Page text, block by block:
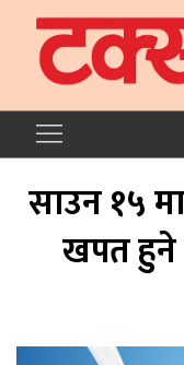
साउन १५
खपत हुने